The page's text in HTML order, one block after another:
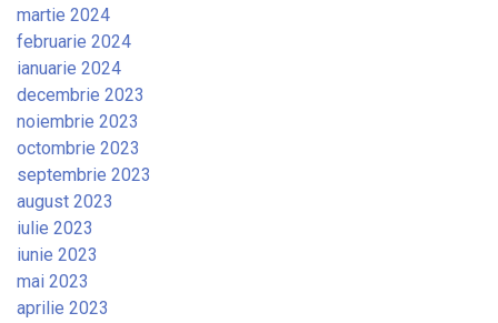
martie 2024
februarie 2024
ianuarie 2024
decembrie 2023
noiembrie 2023
octombrie 2023
septembrie 2023
august 2023
iulie 2023
iunie 2023
mai 2023
aprilie 2023